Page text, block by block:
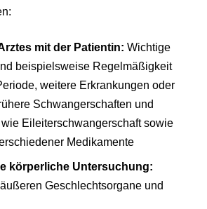
mit der Patientin: Wichtige
beispielsweise Regelmäßigkeit
weitere Erkrankungen oder
Schwangerschaften und
Eileiterschwangerschaft sowie
Medikamente
körperliche Untersuchung:
Geschlechtsorgane und